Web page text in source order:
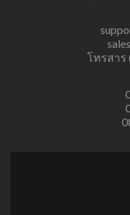
โทรสาร